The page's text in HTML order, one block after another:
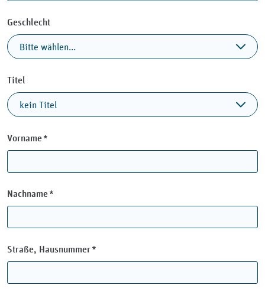
Geschlecht
Titel
Vorname*
Nachname*
Straße, Hausnummer*